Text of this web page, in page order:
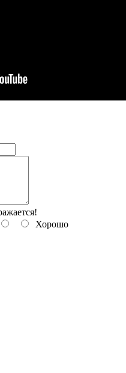
Хорошо